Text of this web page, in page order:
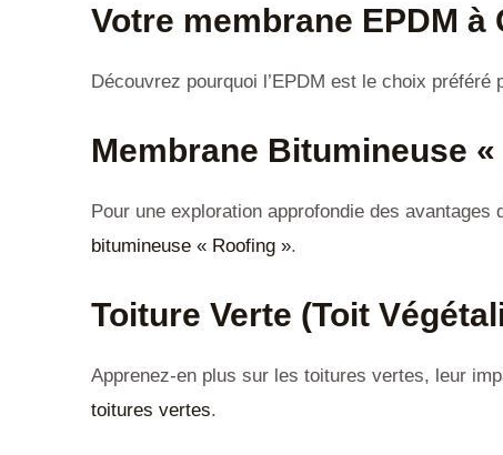
Votre membrane EPDM à
Découvrez pourquoi l’EPDM est le choix
Membrane Bitumineuse
Pour une exploration approfondie des
bitumineuse « Roofing ».
Toiture Verte (Toit
Apprenez-en plus sur les toitures vertes, leur
toitures vertes.